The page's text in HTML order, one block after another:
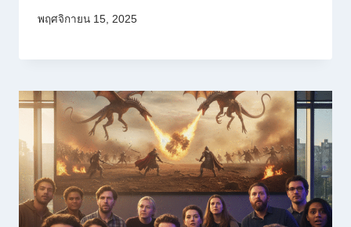
พฤศจิกายน 15, 2025